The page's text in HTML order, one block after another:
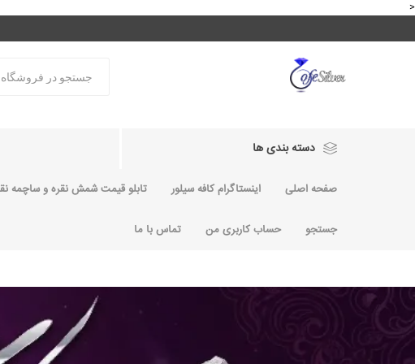
<
دسته بندی ها
صفحه اصلی اینستاگرام کافه سیلور تابلو قیمت شمش نقره و ساچمه
جستجو حساب کاربری من تماس با ما